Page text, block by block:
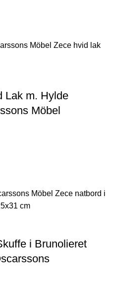
Lak m. Hylde
Möbel
i Brunolieret